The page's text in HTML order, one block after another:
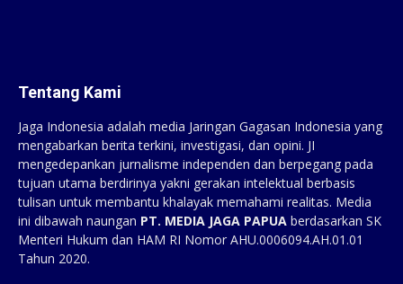
Tentang Kami
Jaga Indonesia adalah media Jaringan Gagasan Indonesia yang
mengabarkan berita terkini, investigasi, dan opini. JI
mengedepankan jurnalisme independen dan berpegang pada
tujuan utama berdirinya yakni gerakan intelektual berbasis
tulisan untuk membantu khalayak memahami realitas. Media
ini dibawah naungan PT. MEDIA JAGA PAPUA berdasarkan SK
Menteri Hukum dan HAM RI Nomor AHU.0006094.AH.01.01
Tahun 2020.